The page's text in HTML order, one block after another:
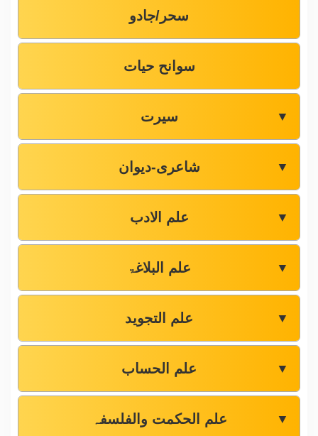
سحر/جادو
سوانح حیات
سیرت ▼
شاعری-دیوان ▼
علم الادب ▼
علم البلاغۃ ▼
علم التجوید ▼
علم الحساب ▼
علم الحکمت والفلسفہ ▼